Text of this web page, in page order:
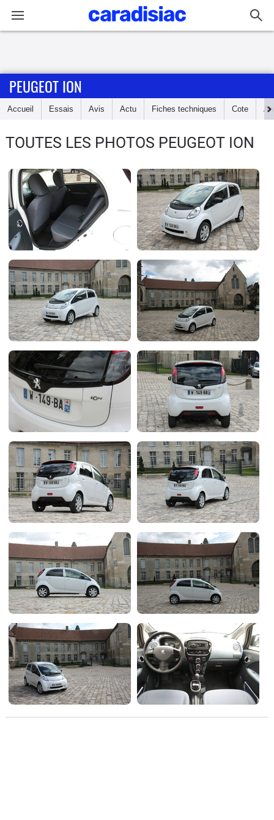
Accueil
Essais
Guide
d'achat
Electriques
Utilitaires
Flottes
Auto
Services
Forum
Moto
Marques
PEUGEOT ION
Accueil Essais Avis Actu Fiches techniques Cote
TOUTES LES PHOTOS PEUGEOT ION